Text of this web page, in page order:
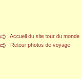
Accueil du site tour du monde
Retour photos de voyage